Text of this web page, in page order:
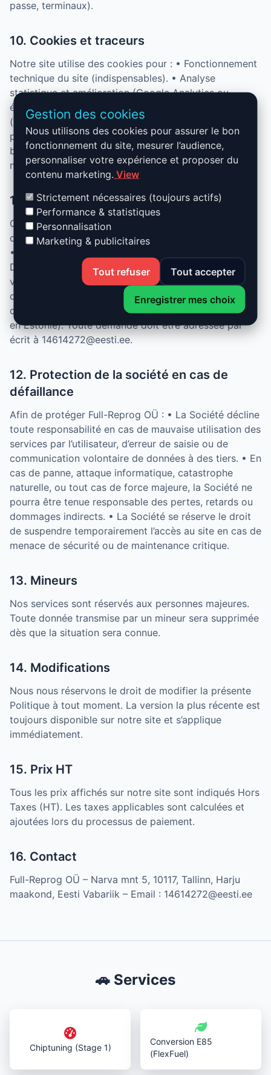
passe, terminaux).
10. Cookies et traceurs
Notre site utilise des cookies pour : • Fonctionnement
technique du site (indispensables). • Analyse
statistique et amélioration (Google Analytics ou
équivalent, avec consentement). • Publicité ciblée
(uniquement avec consentement explicite). Vous
pouvez gérer vos préférences à tout moment via le
bandeau cookies ou les paramètres de votre
navigateur.
11. Vos droits
Conformément au RGPD, vous disposez de : • Droit
d’accès, de rectification, d’effacement et de limitation.
• Droit d’opposition au traitement et au profilage. •
Droit à la portabilité des données. • Droit de retirer
votre consentement à tout moment. • Droit
d’introduire une réclamation auprès d’une autorité de
contrôle (CNIL en France, Andmekaitse Inspektsioon
en Estonie). Toute demande doit être adressée par
écrit à 14614272@eesti.ee.
12. Protection de la société en cas de
défaillance
Afin de protéger Full-Reprog OÜ : • La Société décline
toute responsabilité en cas de mauvaise utilisation des
services par l’utilisateur, d’erreur de saisie ou de
communication volontaire de données à des tiers. • En
cas de panne, attaque informatique, catastrophe
naturelle, ou tout cas de force majeure, la Société ne
pourra être tenue responsable des pertes, retards ou
dommages indirects. • La Société se réserve le droit
de suspendre temporairement l’accès au site en cas de
menace de sécurité ou de maintenance critique.
13. Mineurs
Nos services sont réservés aux personnes majeures.
Toute donnée transmise par un mineur sera supprimée
dès que la situation sera connue.
14. Modifications
Nous nous réservons le droit de modifier la présente
Politique à tout moment. La version la plus récente est
toujours disponible sur notre site et s’applique
immédiatement.
15. Prix HT
Tous les prix affichés sur notre site sont indiqués Hors
Taxes (HT). Les taxes applicables sont calculées et
ajoutées lors du processus de paiement.
16. Contact
Full-Reprog OÜ – Narva mnt 5, 10117, Tallinn, Harju
maakond, Eesti Vabariik – Email : 14614272@eesti.ee
🚗 Services
Chiptuning (Stage 1)
Conversion E85
(FlexFuel)
Gestion des cookies
Nous utilisons des cookies pour assurer le bon
fonctionnement du site, mesurer l’audience,
personnaliser votre expérience et proposer du
contenu marketing. View
Strictement nécessaires (toujours actifs)
Performance & statistiques
Personnalisation
Marketing & publicitaires
Tout refuser Tout accepter
Enregistrer mes choix